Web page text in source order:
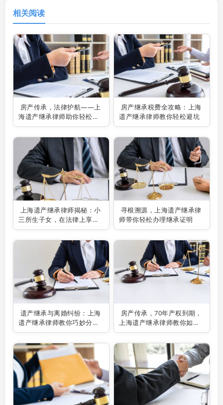
相关阅读
房产传承，法律护航——上
海遗产继承律师助你轻松过
户父母房产
房产继承税费全攻略：上海
遗产继承律师教你轻松避坑
上海遗产继承律师揭秘：小
三所生子女，在法律上享有
何种继承权？
寻根溯源，上海遗产继承律
师带你轻松办理继承证明
遗产继承与离婚纠纷：上海
遗产继承律师教你巧妙分割
财产
房产传承，70年产权到期，
上海遗产继承律师教你如何
维权